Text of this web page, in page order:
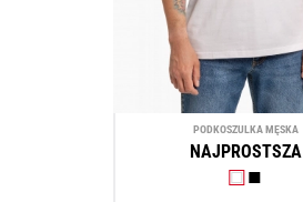
PODKOSZULKA MĘSKA
NAJPROSTSZA